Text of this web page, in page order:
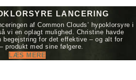
LANCERING
af Common Clouds’ hypoklorsyre i
vi en oplagt mulighed. Christine havde
for det effektive – og alt for
produkt med sine følgere.
LÆS MERE